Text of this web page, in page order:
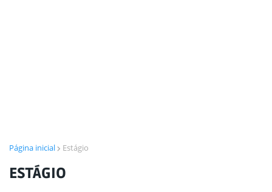
Página inicial Estágio
ESTÁGIO